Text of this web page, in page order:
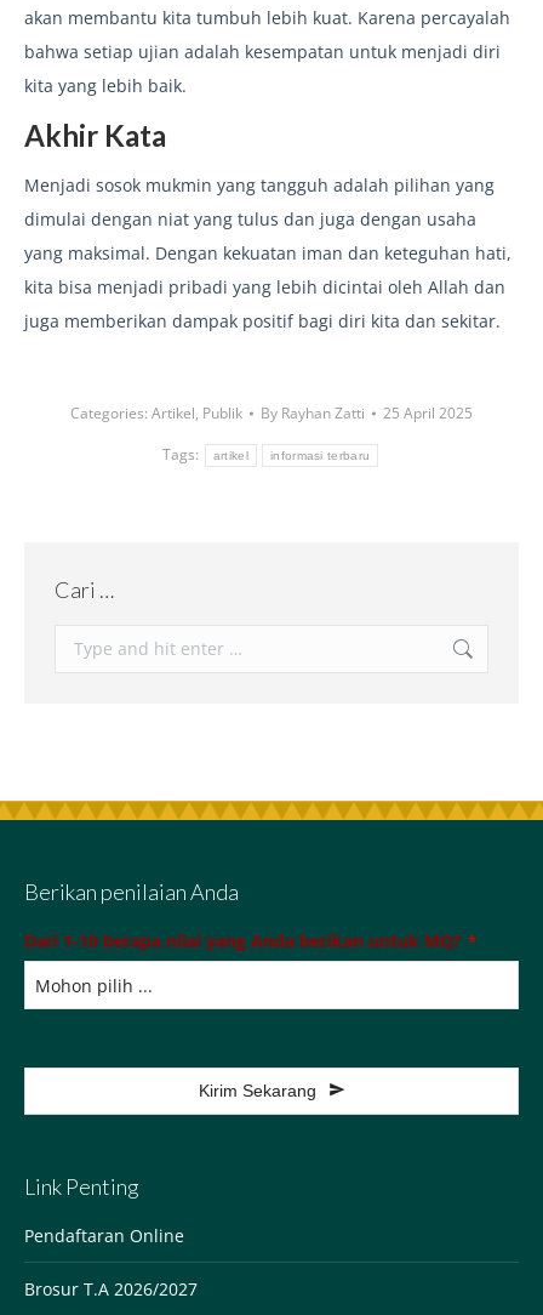
akan membantu kita tumbuh lebih kuat. Karena percayalah
bahwa setiap ujian adalah kesempatan untuk menjadi diri
kita yang lebih baik.
Akhir Kata
Menjadi sosok mukmin yang tangguh adalah pilihan yang
dimulai dengan niat yang tulus dan juga dengan usaha
yang maksimal. Dengan kekuatan iman dan keteguhan hati,
kita bisa menjadi pribadi yang lebih dicintai oleh Allah dan
juga memberikan dampak positif bagi diri kita dan sekitar.
Categories: Artikel, Publik By Rayhan Zatti
25 April 2025
Tags:
artikel informasi terbaru
Cari …
Berikan penilaian Anda
Dari 1-10 berapa nilai yang Anda berikan untuk MQ? *
Kirim Sekarang
field
be
left
blank
Link Penting
Pendaftaran Online
Brosur T.A 2026/2027